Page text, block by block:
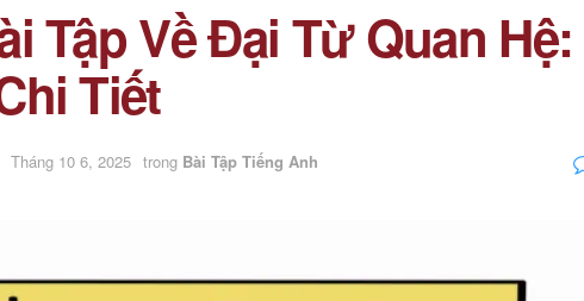
Tập Về Đại Từ Quan Hệ:
Tiết
Tháng 10 6, 2025 trong Bài Tập Tiếng Anh